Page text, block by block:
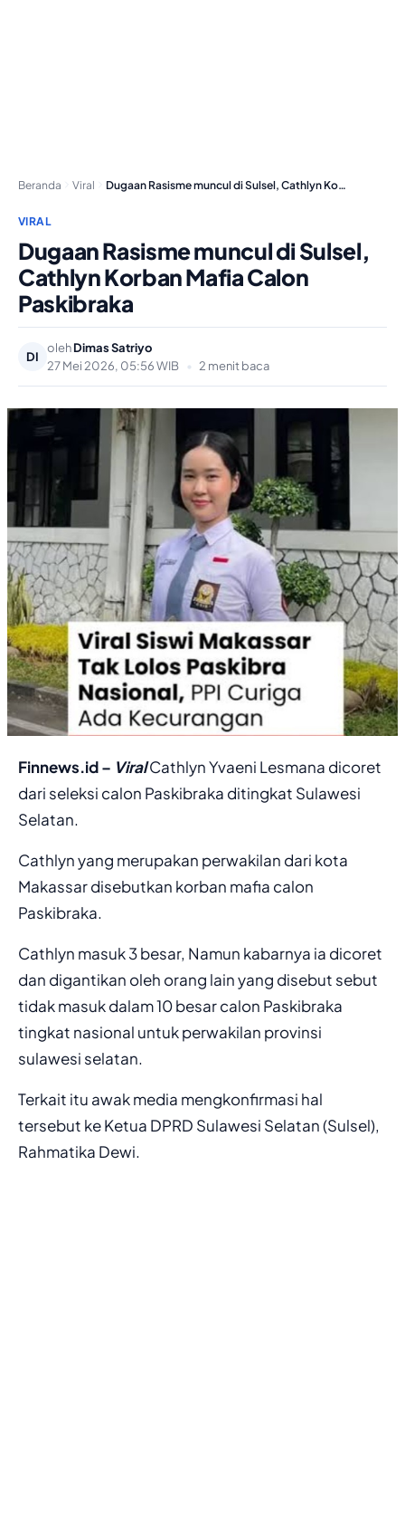
Beranda Viral Dugaan Rasisme muncul di Sulsel, Cathlyn Korban Mafia…
VIRAL
Dugaan Rasisme muncul di Sulsel,
Cathlyn Korban Mafia Calon
Paskibraka
DI
olehDimas Satriyo
27 Mei 2026, 05:56 WIB
• 2 menit baca
Finnews.id – ViralCathlyn Yvaeni Lesmana dicoret
dari seleksi calon Paskibraka ditingkat Sulawesi
Selatan.
Cathlyn yang merupakan perwakilan dari kota
Makassar disebutkan korban mafia calon
Paskibraka.
Cathlyn masuk 3 besar, Namun kabarnya ia dicoret
dan digantikan oleh orang lain yang disebut sebut
tidak masuk dalam 10 besar calon Paskibraka
tingkat nasional untuk perwakilan provinsi
sulawesi selatan.
Terkait itu awak media mengkonfirmasi hal
tersebut ke Ketua DPRD Sulawesi Selatan (Sulsel),
Rahmatika Dewi.